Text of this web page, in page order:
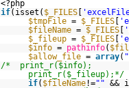
<?php
if(isset( $_FILES[
$tmpFile = $_FILES[
$fileName = $_FILES[
$_fileup = $_FILES[
$info = pathinfo(
$allow_file = array(
/* print_r($info); //
print_r($_fileup);*/
if( $fileName!="" &&